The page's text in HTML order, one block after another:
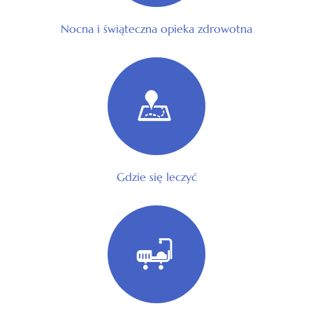
Nocna i świąteczna opieka zdrowotna
Gdzie się leczyć